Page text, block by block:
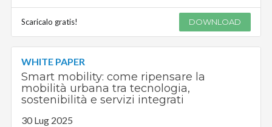
Scaricalo gratis! DOWNLOAD
WHITE PAPER
Smart mobility: come ripensare la
mobilità urbana tra tecnologia,
sostenibilità e servizi integrati
30 Lug 2025